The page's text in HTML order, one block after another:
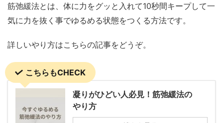
筋弛緩法とは、体に力をグッと入れて10秒間キープして一
気に力を抜く事でゆるめる状態をつくる方法です。
詳しいやり方はこちらの記事をどうぞ。
こちらもCHECK
凝りがひどい人必見！筋弛緩法の
やり方